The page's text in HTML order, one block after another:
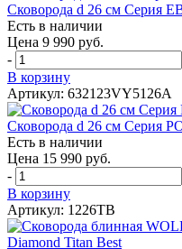
Сковорода d 26 см Серия
Есть в наличии
Цена 9 990 руб.
-
В корзину
Артикул: 632123VY5126A
Сковорода d 26 см Серия
Есть в наличии
Цена 15 990 руб.
-
В корзину
Артикул: 1226TB